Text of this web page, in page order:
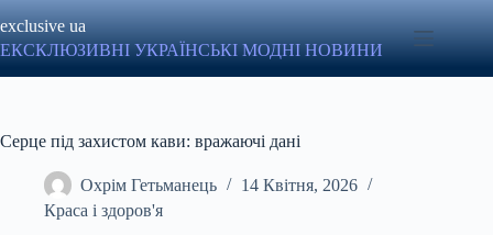
до
вмісту
exclusive ua
ЕКСКЛЮЗИВНІ УКРАЇНСЬКІ МОДНІ НОВИНИ
Серце під захистом кави: вражаючі дані
Охрім Гетьманець
14 Квітня, 2026
Краса і здоров'я